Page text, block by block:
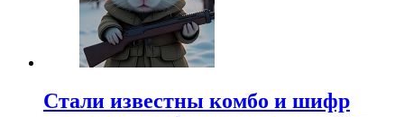
Стали известны комбо и шифр